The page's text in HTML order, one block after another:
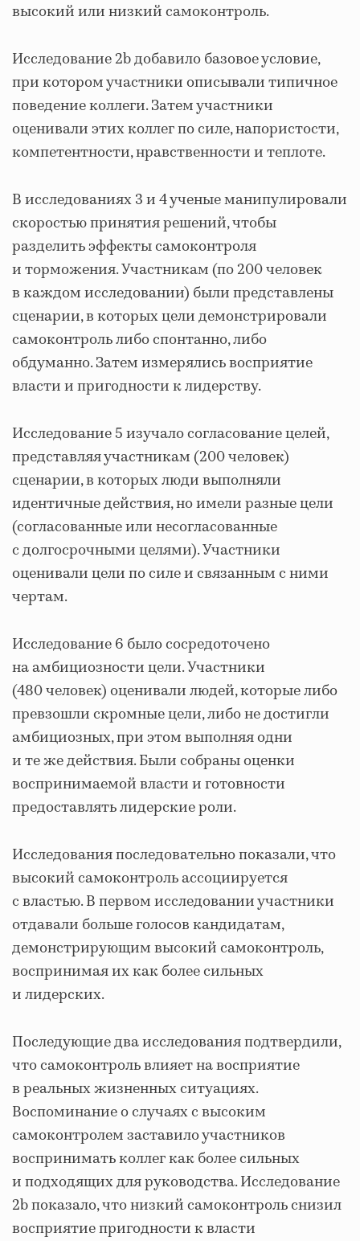
высокий или низкий самоконтроль.
Исследование 2b добавило базовое условие,
при котором участники описывали типичное
поведение коллеги. Затем участники
оценивали этих коллег по силе, напористости,
компетентности, нравственности и теплоте.
В исследованиях 3 и 4 ученые манипулировали
скоростью принятия решений, чтобы
разделить эффекты самоконтроля
и торможения. Участникам (по 200 человек
в каждом исследовании) были представлены
сценарии, в которых цели демонстрировали
самоконтроль либо спонтанно, либо
обдуманно. Затем измерялись восприятие
власти и пригодности к лидерству.
Исследование 5 изучало согласование целей,
представляя участникам (200 человек)
сценарии, в которых люди выполняли
идентичные действия, но имели разные цели
(согласованные или несогласованные
с долгосрочными целями). Участники
оценивали цели по силе и связанным с ними
чертам.
Исследование 6 было сосредоточено
на амбициозности цели. Участники
(480 человек) оценивали людей, которые либо
превзошли скромные цели, либо не достигли
амбициозных, при этом выполняя одни
и те же действия. Были собраны оценки
воспринимаемой власти и готовности
предоставлять лидерские роли.
Исследования последовательно показали, что
высокий самоконтроль ассоциируется
с властью. В первом исследовании участники
отдавали больше голосов кандидатам,
демонстрирующим высокий самоконтроль,
воспринимая их как более сильных
и лидерских.
Последующие два исследования подтвердили,
что самоконтроль влияет на восприятие
в реальных жизненных ситуациях.
Воспоминание о случаях с высоким
самоконтролем заставило участников
воспринимать коллег как более сильных
и подходящих для руководства. Исследование
2b показало, что низкий самоконтроль снизил
восприятие пригодности к власти